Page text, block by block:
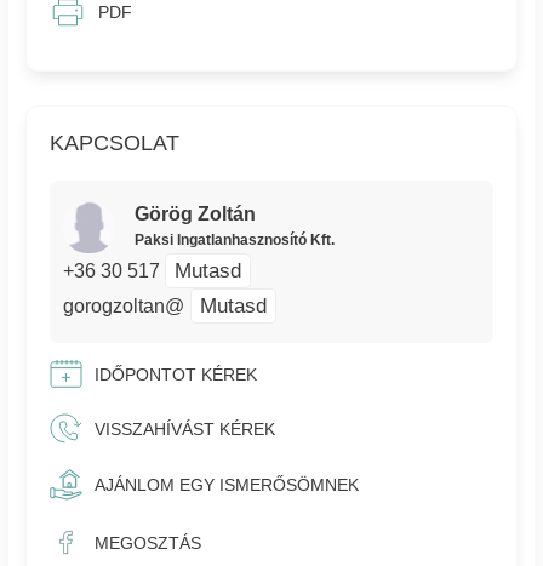
KAPCSOLAT
Görög Zoltán
Paksi Ingatlanhasznosító Kft.
+36 30 517 Mutasd
gorogzoltan@ Mutasd
IDŐPONTOT KÉREK
VISSZAHÍVÁST KÉREK
AJÁNLOM EGY ISMERŐSÖMNEK
MEGOSZTÁS
PDF